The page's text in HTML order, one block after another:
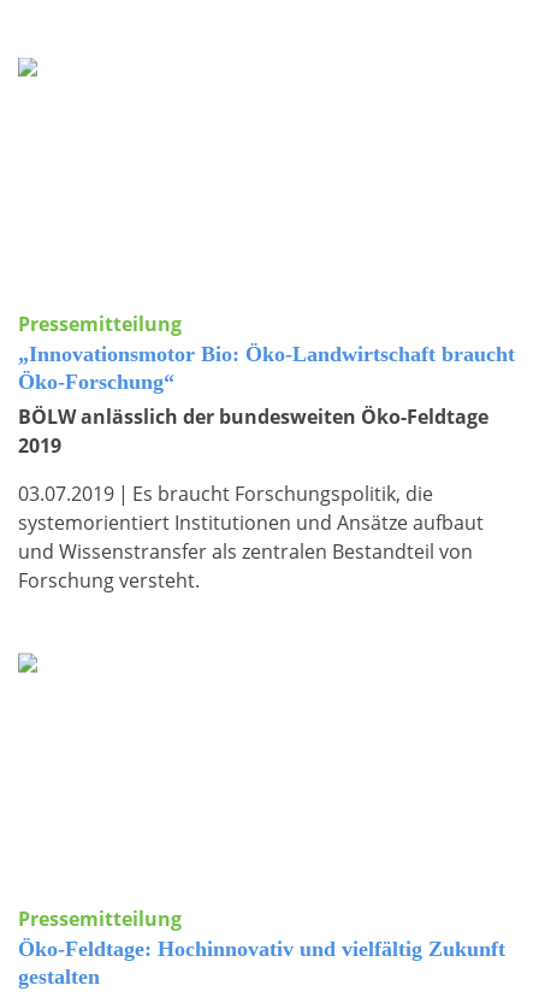
Pressemitteilung
„Innovationsmotor Bio: Öko-Landwirtschaft braucht
Öko-Forschung“
BÖLW anlässlich der bundesweiten Öko-Feldtage
2019
03.07.2019 | Es braucht Forschungspolitik, die
systemorientiert Institutionen und Ansätze aufbaut
und Wissenstransfer als zentralen Bestandteil von
Forschung versteht.
Pressemitteilung
Öko-Feldtage: Hochinnovativ und vielfältig Zukunft
gestalten